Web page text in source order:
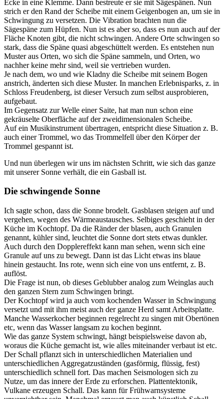
Ecke in eine Klemme. Dann bestreute er sie mit Sägespänen. Nun
strich er den Rand der Scheibe mit einem Geigenbogen an, um sie in
Schwingung zu versetzen. Die Vibration brachten nun die
Sägespäne zum Hüpfen. Nun ist es aber so, dass es nun auch auf der
Fläche Knoten gibt, die nicht schwingen. Andere Orte schwingen so
stark, dass die Späne quasi abgeschüttelt werden. Es entstehen nun
Muster aus Orten, wo sich die Späne sammeln, und Orten, wo
nachher keine mehr sind, weil sie vertrieben wurden.
Je nach dem, wo und wie Kladny die Scheibe mit seinem Bogen
anstrich, änderten sich diese Muster. In manchen Erlebnisparks, z. in
Schloss Freudenberg, ist dieser Versuch zum selbst ausprobieren,
aufgebaut.
Im Gegensatz zur Welle einer Saite, hat man nun schon eine
gekräuselte Oberfläche auf der zweidimensionalen Scheibe.
Auf ein Musikinstrument übertragen, entspricht diese Situation z. B.
auch einer Trommel, wo das Trommelfell über den Körper der
Trommel gespannt ist.
Und nun überlegen wir uns im nächsten Schritt, wie sich das ganze
mit unserer Sonne verhält, die ein Gasball ist.
Die schwingende Sonne
Ich sagte schon, dass die Sonne brodelt. Gasblasen steigen auf und
vergehen, wegen des Wärmeaustausches. Selbiges geschieht in der
Küche im Kochtopf. Da die Ränder der blasen, auch Granulen
genannt, kühler sind, leuchtet die Sonne dort stets etwas dunkler.
Auch durch den Dopplereffekt kann man sehen, wenn sich eine
Granule auf uns zu bewegt. Dann ist das Licht etwas ins blaue
hinein gestaucht. Ins rote, wenn sich eine von uns entfernt, z. B.
auflöst.
Die Frage ist nun, ob dieses Geblubber analog zum Weinglas auch
den ganzen Stern zum Schwingen bringt.
Der Kochtopf wird ja auch vom kochenden Wasser in Schwingung
versetzt und mit ihm meist auch der ganze Herd samt Arbeitsplatte.
Manche Wasserkocher beginnen regelrecht zu singen mit Obertönen
etc, wenn das Wasser langsam zu kochen beginnt.
Wie das ganze System schwingt, hängt beispielsweise davon ab,
woraus die Küche gemacht ist, wie alles miteinander verbaut ist etc.
Der Schall pflanzt sich in unterschiedlichen Materialien und
unterschiedlichen Aggregatzuständen (gasförmig, flüssig, fest)
unterschiedlich schnell fort. Das machen Seismologen sich zu
Nutze, um das innere der Erde zu erforschen. Plattentektonik,
Vulkane erzeugen Schall. Das kann für Frühwarnsysteme